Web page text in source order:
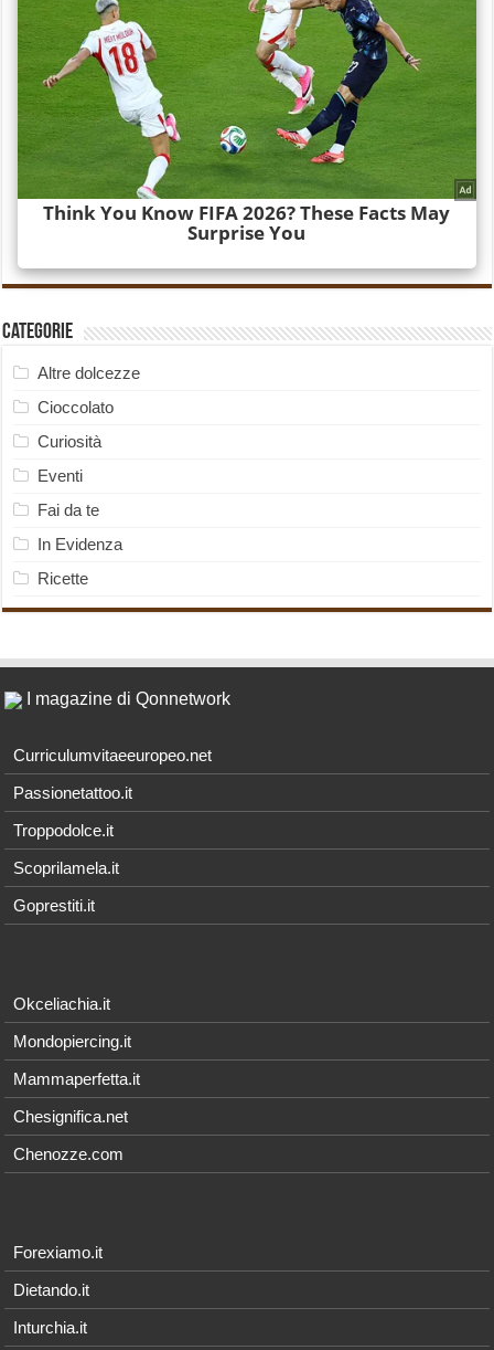
Categorie
Altre dolcezze
Cioccolato
Curiosità
Eventi
Fai da te
In Evidenza
Ricette
I magazine di Qonnetwork
Curriculumvitaeeuropeo.net
Passionetattoo.it
Troppodolce.it
Scoprilamela.it
Goprestiti.it
Okceliachia.it
Mondopiercing.it
Mammaperfetta.it
Chesignifica.net
Chenozze.com
Forexiamo.it
Dietando.it
Inturchia.it